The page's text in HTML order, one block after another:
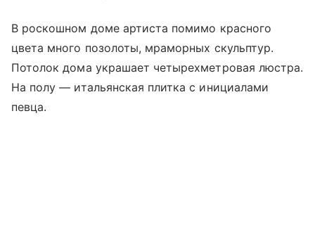
В роскошном доме артиста помимо красного
цвета много позолоты, мраморных скульптур.
Потолок дома украшает четырехметровая люстра.
На полу — итальянская плитка с инициалами
певца.